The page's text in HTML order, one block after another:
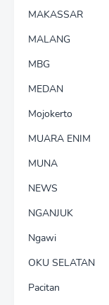
MAKASSAR
MALANG
MBG
MEDAN
Mojokerto
MUARA ENIM
MUNA
NEWS
NGANJUK
Ngawi
OKU SELATAN
Pacitan